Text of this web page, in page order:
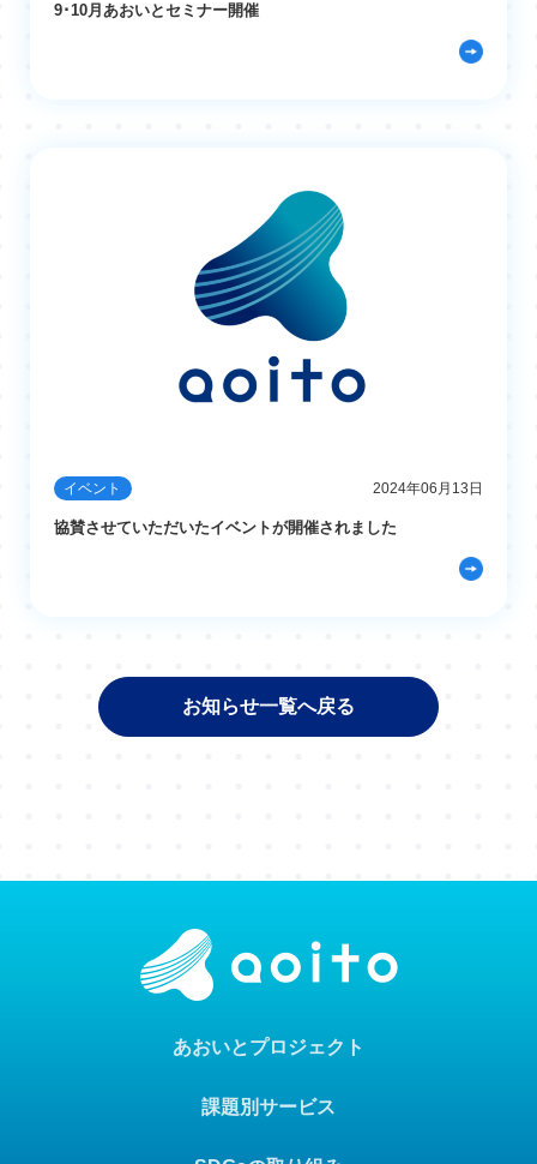
9･10月あおいとセミナー開催
イベント 2024年06月13日
協賛させていただいたイベントが開催されました
お知らせ一覧へ戻る
あおいとプロジェクト
課題別サービス